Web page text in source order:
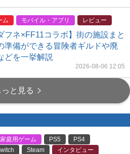
ム モバイル・アプリ レビュー
フネ×FF11コラボ】街の施設まと
準備ができる冒険者ギルドや廃
どを一挙解説
2026-08-06 12:05
っと見る
家庭用ゲーム PS5
PS4
Steam インタビュー